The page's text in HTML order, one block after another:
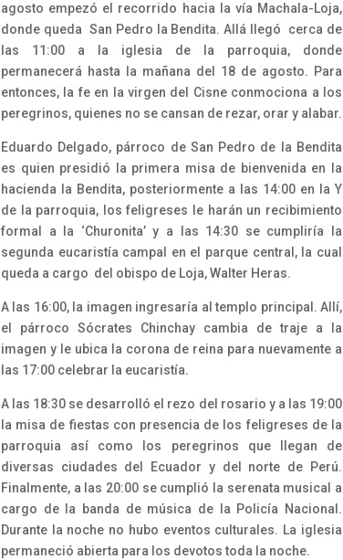
agosto empezó el recorrido hacia la vía Machala-Loja,
donde queda San Pedro la Bendita. Allá llegó cerca de
las 11:00 a la iglesia de la parroquia, donde
permanecerá hasta la mañana del 18 de agosto. Para
entonces, la fe en la virgen del Cisne conmociona a los
peregrinos, quienes no se cansan de rezar, orar y alabar.
Eduardo Delgado, párroco de San Pedro de la Bendita
es quien presidió la primera misa de bienvenida en la
hacienda la Bendita, posteriormente a las 14:00 en la Y
de la parroquia, los feligreses le harán un recibimiento
formal a la ‘Churonita’ y a las 14:30 se cumpliría la
segunda eucaristía campal en el parque central, la cual
queda a cargo del obispo de Loja, Walter Heras.
A las 16:00, la imagen ingresaría al templo principal. Allí,
el párroco Sócrates Chinchay cambia de traje a la
imagen y le ubica la corona de reina para nuevamente a
las 17:00 celebrar la eucaristía.
A las 18:30 se desarrolló el rezo del rosario y a las 19:00
la misa de fiestas con presencia de los feligreses de la
parroquia así como los peregrinos que llegan de
diversas ciudades del Ecuador y del norte de Perú.
Finalmente, a las 20:00 se cumplió la serenata musical a
cargo de la banda de música de la Policía Nacional.
Durante la noche no hubo eventos culturales. La iglesia
permaneció abierta para los devotos toda la noche.